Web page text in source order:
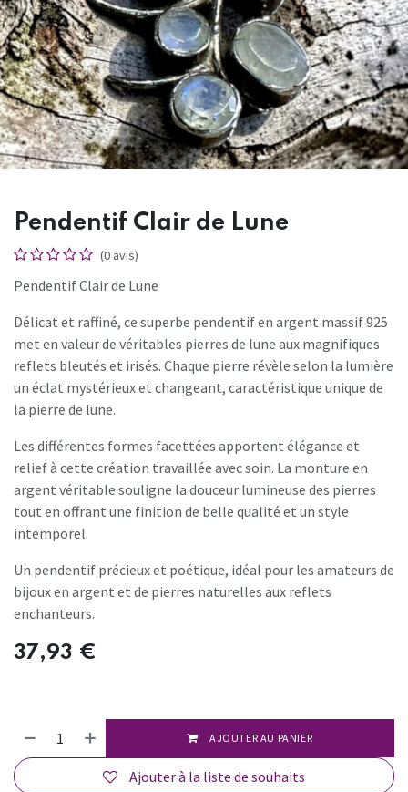
Pendentif Clair de Lune
(0 avis)
Pendentif Clair de Lune
Délicat et raffiné, ce superbe pendentif en argent massif 925
met en valeur de véritables pierres de lune aux magnifiques
reflets bleutés et irisés. Chaque pierre révèle selon la lumière
un éclat mystérieux et changeant, caractéristique unique de
la pierre de lune.
Les différentes formes facettées apportent élégance et
relief à cette création travaillée avec soin. La monture en
argent véritable souligne la douceur lumineuse des pierres
tout en offrant une finition de belle qualité et un style
intemporel.
Un pendentif précieux et poétique, idéal pour les amateurs de
bijoux en argent et de pierres naturelles aux reflets
enchanteurs.
37,93 €
AJOUTER AU PANIER
Ajouter à la liste de souhaits